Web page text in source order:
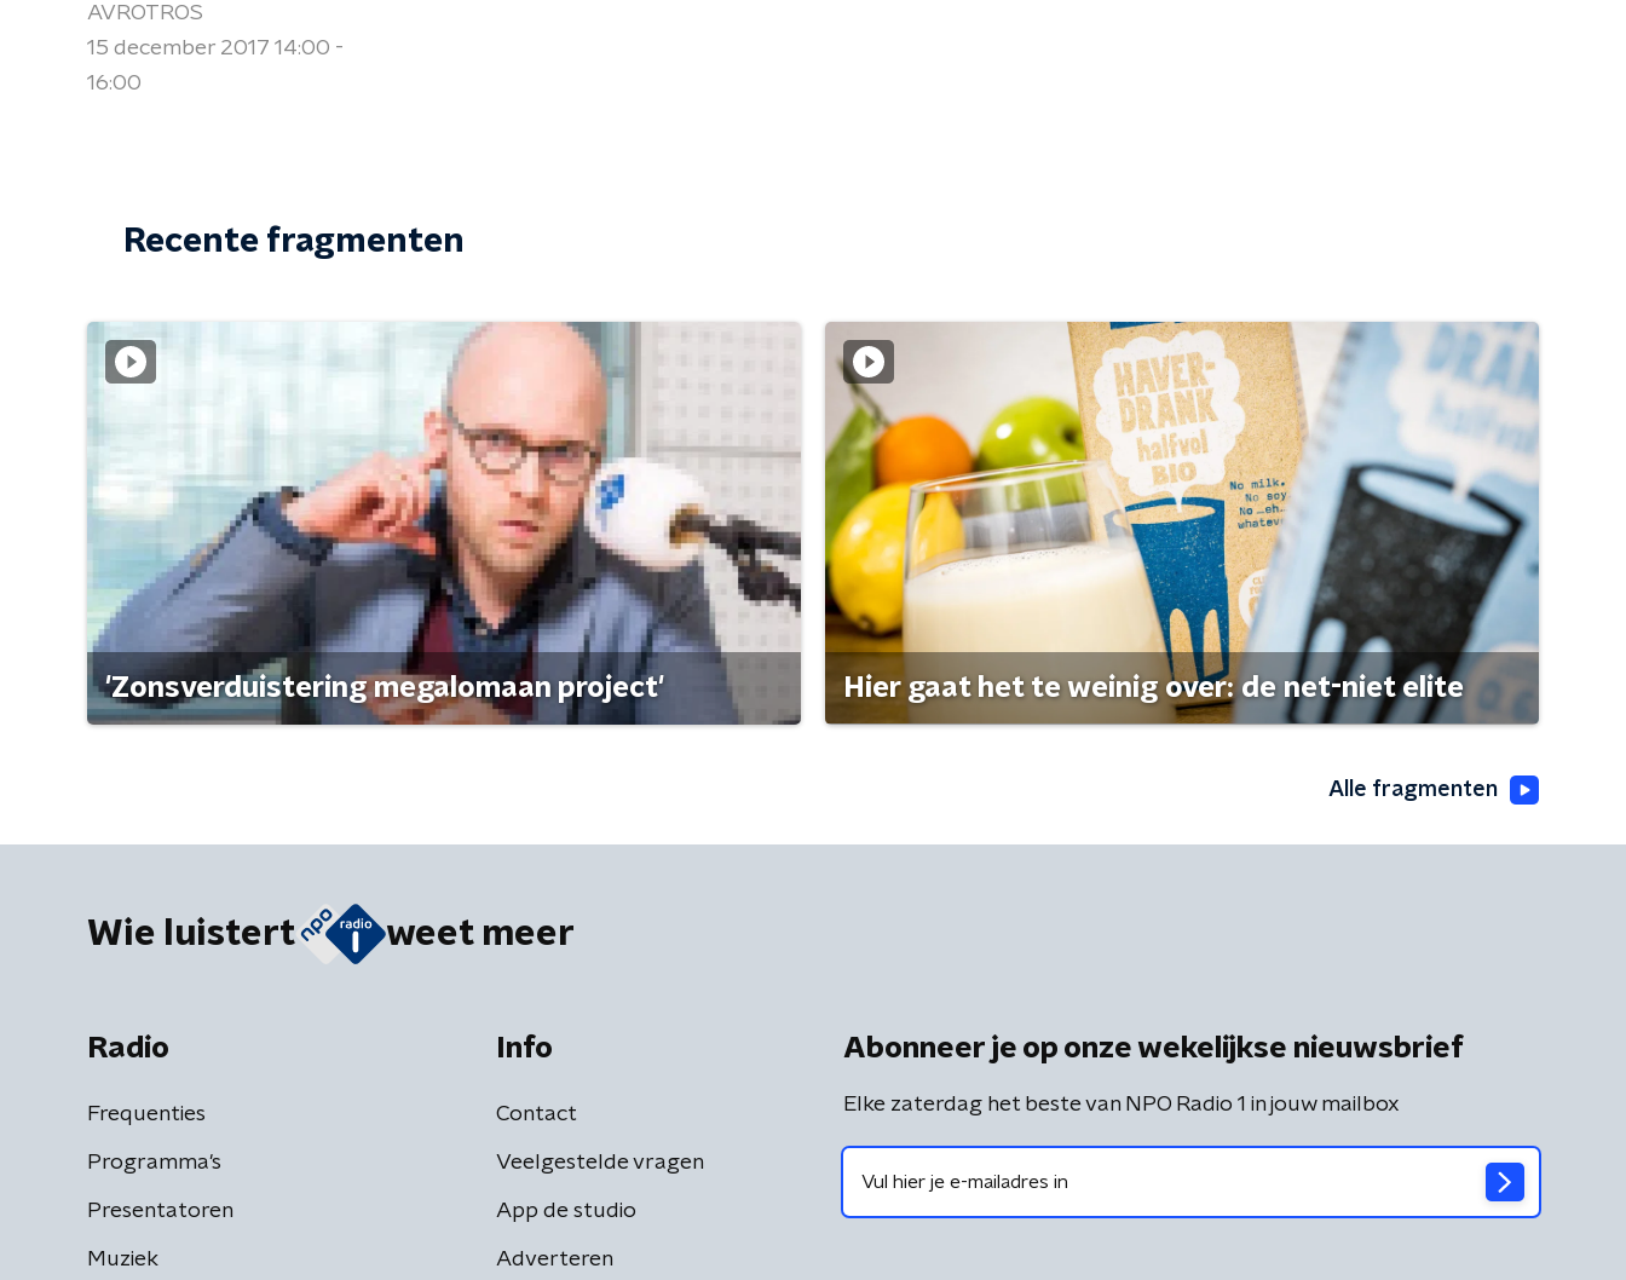
AVROTROS
15 december 2017 14:00 -
16:00
Recente fragmenten
'Zonsverduistering megalomaan project' Hier gaat het te weinig over: de net-niet elite
Alle fragmenten
Wie luistert weet meer
Radio
Frequenties
Programma's
Presentatoren
Muziek
Info
Contact
Veelgestelde vragen
App de studio
Adverteren
Abonneer je op onze wekelijkse nieuwsbrief
Elke zaterdag het beste van NPO Radio 1 in jouw mailbox